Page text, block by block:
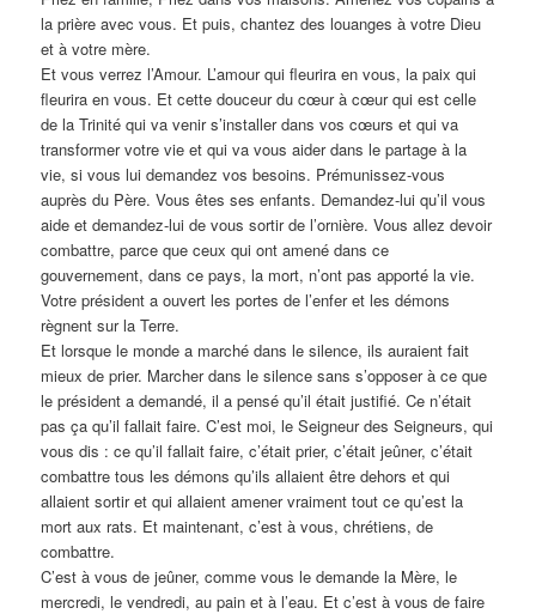
la prière avec vous. Et puis, chantez des louanges à votre Dieu
et à votre mère.
Et vous verrez l’Amour. L’amour qui fleurira en vous, la paix qui
fleurira en vous. Et cette douceur du cœur à cœur qui est celle
de la Trinité qui va venir s’installer dans vos cœurs et qui va
transformer votre vie et qui va vous aider dans le partage à la
vie, si vous lui demandez vos besoins. Prémunissez-vous
auprès du Père. Vous êtes ses enfants. Demandez-lui qu’il vous
aide et demandez-lui de vous sortir de l’ornière. Vous allez devoir
combattre, parce que ceux qui ont amené dans ce
gouvernement, dans ce pays, la mort, n’ont pas apporté la vie.
Votre président a ouvert les portes de l’enfer et les démons
règnent sur la Terre.
Et lorsque le monde a marché dans le silence, ils auraient fait
mieux de prier. Marcher dans le silence sans s’opposer à ce que
le président a demandé, il a pensé qu’il était justifié. Ce n’était
pas ça qu’il fallait faire. C’est moi, le Seigneur des Seigneurs, qui
vous dis : ce qu’il fallait faire, c’était prier, c’était jeûner, c’était
combattre tous les démons qu’ils allaient être dehors et qui
allaient sortir et qui allaient amener vraiment tout ce qu’est la
mort aux rats. Et maintenant, c’est à vous, chrétiens, de
combattre.
C’est à vous de jeûner, comme vous le demande la Mère, le
mercredi, le vendredi, au pain et à l’eau. Et c’est à vous de faire